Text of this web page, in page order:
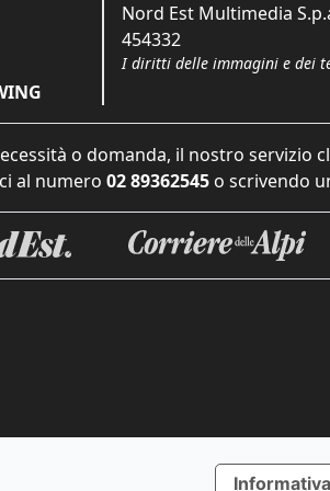
Nord Est Multimedia
454332
I diritti delle immagini e dei
o domanda, il nostro servizio
al numero 02 89362545 o scrivendo